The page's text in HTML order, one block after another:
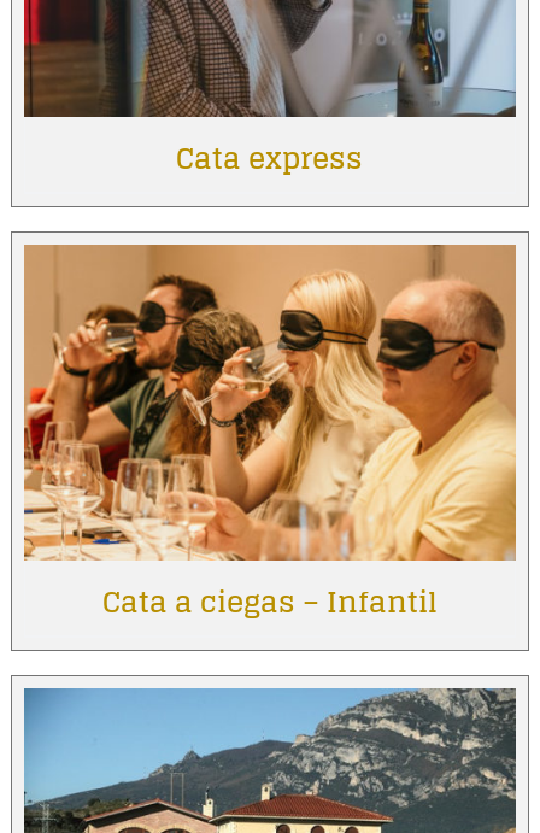
Cata express
Cata a ciegas – Infantil